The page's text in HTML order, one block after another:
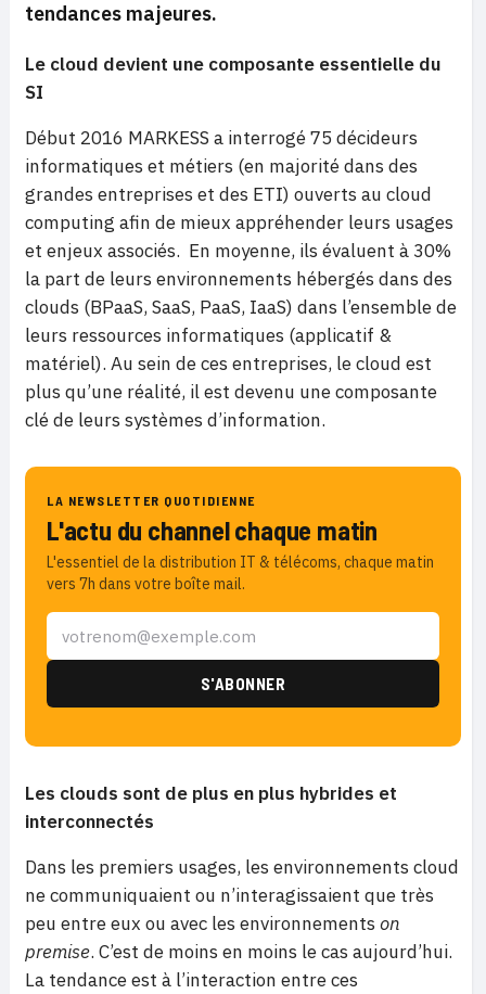
tendances majeures.
Le cloud devient une composante essentielle du
SI
Début 2016 MARKESS a interrogé 75 décideurs
informatiques et métiers (en majorité dans des
grandes entreprises et des ETI) ouverts au cloud
computing afin de mieux appréhender leurs usages
et enjeux associés. En moyenne, ils évaluent à 30%
la part de leurs environnements hébergés dans des
clouds (BPaaS, SaaS, PaaS, IaaS) dans l’ensemble de
leurs ressources informatiques (applicatif &
matériel). Au sein de ces entreprises, le cloud est
plus qu’une réalité, il est devenu une composante
clé de leurs systèmes d’information.
LA NEWSLETTER QUOTIDIENNE
L'actu du channel chaque matin
L'essentiel de la distribution IT & télécoms, chaque matin
vers 7h dans votre boîte mail.
Les clouds sont de plus en plus hybrides et
interconnectés
Dans les premiers usages, les environnements cloud
ne communiquaient ou n’interagissaient que très
peu entre eux ou avec les environnements on
premise. C’est de moins en moins le cas aujourd’hui.
La tendance est à l’interaction entre ces